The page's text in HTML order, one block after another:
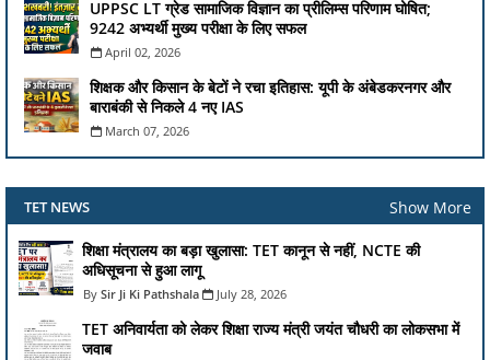
UPPSC LT ग्रेड सामाजिक विज्ञान का प्रीलिम्स परिणाम घोषित;
9242 अभ्यर्थी मुख्य परीक्षा के लिए सफल
April 02, 2026
शिक्षक और किसान के बेटों ने रचा इतिहास: यूपी के अंबेडकरनगर और
बाराबंकी से निकले 4 नए IAS
March 07, 2026
TET NEWS Show More
शिक्षा मंत्रालय का बड़ा खुलासा: TET कानून से नहीं, NCTE की
अधिसूचना से हुआ लागू
Sir Ji Ki Pathshala July 28, 2026
TET अनिवार्यता को लेकर शिक्षा राज्य मंत्री जयंत चौधरी का लोकसभा में
जवाब